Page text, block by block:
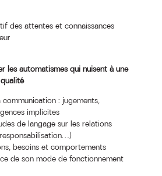
des attentes et connaissances
les automatismes qui nuisent à une
communication : jugements,
implicites
de langage sur les relations
besoins et comportements
de son mode de fonctionnement